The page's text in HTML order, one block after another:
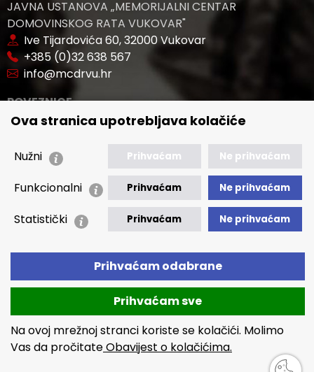
Ova stranica upotrebljava kolačiće
Nužni Prihvaćam Ne prihvaćam
Funkcionalni Prihvaćam Ne prihvaćam
Statistički Prihvaćam Ne prihvaćam
Prihvaćam odabrane
Prihvaćam sve
Na ovoj mrežnoj stranci koriste se kolačići. Molimo
Vas da pročitateObavijest o kolačićima.
JAVNA USTANOVA „MEMORIJALNI CENTAR
DOMOVINSKOG RATA VUKOVAR"
Ive Tijardovića 60, 32000 Vukovar
+385 (0)32 638 567
info@mcdrvu.hr
POVEZNICE
🢒 Novosti
🢒 Natječaji
🢒 Javna nabava
🢒 Izvještaji
🢒 Izjava o pristupačnosti
Copyright © 2026 MCDRVU